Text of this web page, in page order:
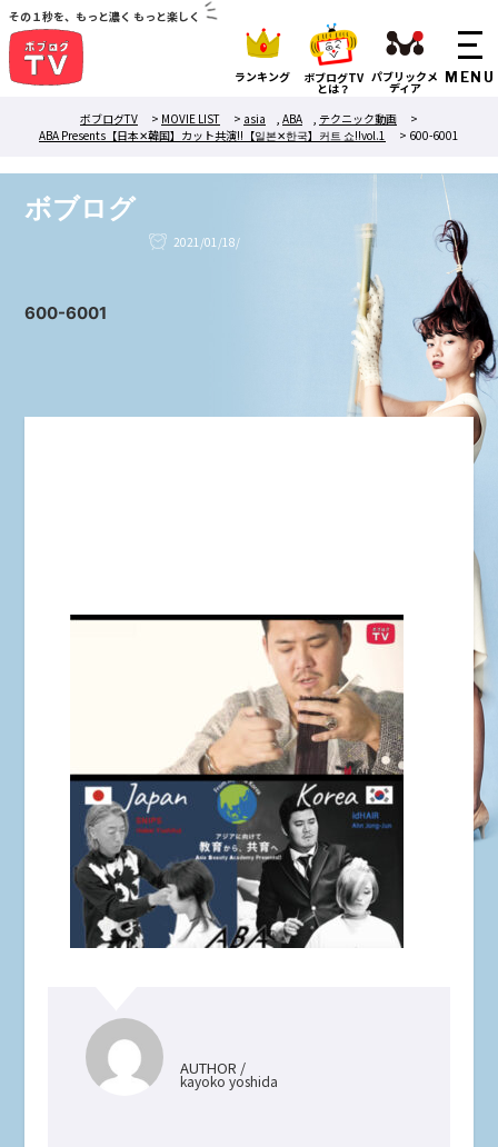
その１秒を、もっと濃く もっと楽しく
ランキング ボブログTV
とは？
パブリックメ
ディア
ボブログTV
> MOVIE LIST > asia , ABA , テクニック動画
>
ABA Presents【日本✕韓国】カット共演!!【일본✕한국】커트 쇼!!vol.1
> 600-6001
ボブログ
2021/01/18/
600-6001
AUTHOR /
kayoko yoshida